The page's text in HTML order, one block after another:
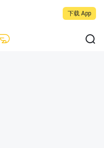
下载 App